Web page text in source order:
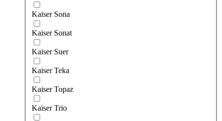
Kaiser Sona
Kaiser Sonat
Kaiser Suer
Kaiser Teka
Kaiser Topaz
Kaiser Trio